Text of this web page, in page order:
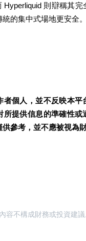
瓜分 25,000 USDT
& 赢取
Hyperliquid 則辯稱其
的集中式場地更安全。
者個人，並不反映本平
所提供信息的準確性或
參考，並不應被視為
容不構成財務或投資建議